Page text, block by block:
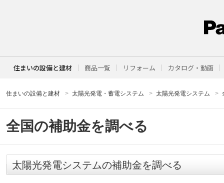
住まいの設備と建材 商品一覧 リフォーム カタログ・動画
住まいの設備と建材 太陽光発電・蓄電システム 太陽光発電システム
全国の補助金を調べる
太陽光発電システムの補助金を調べる